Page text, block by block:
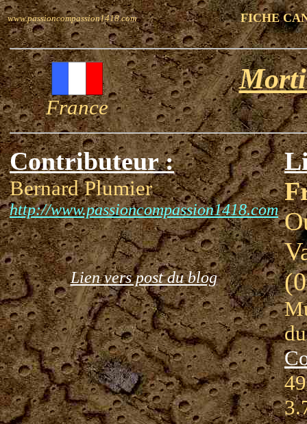
www.passioncompassion1418.com FICHE
France
Contributeur :
Bernard Plumier
http://www.passioncompassion1418.com
Lien vers post du blog